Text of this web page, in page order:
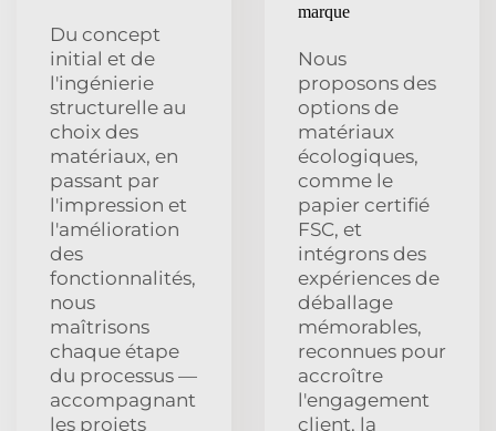
Du concept
initial et de
l'ingénierie
structurelle au
choix des
matériaux, en
passant par
l'impression et
l'amélioration
des
fonctionnalités,
nous
maîtrisons
chaque étape
du processus —
accompagnant
les projets
marque
Nous
proposons des
options de
matériaux
écologiques,
comme le
papier certifié
FSC, et
intégrons des
expériences de
déballage
mémorables,
reconnues pour
accroître
l'engagement
client, la